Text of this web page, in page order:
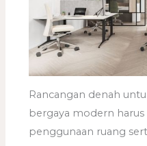
Rancangan denah
bergaya modern
penggunaan ruang